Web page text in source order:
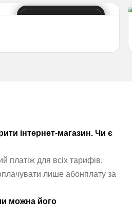
інтернет-магазин. Чи є
платіж для всіх тарифів.
лише абонплату за
можна його